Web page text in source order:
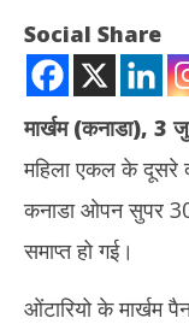
Social Share
मार्खम (कनाडा), 3
महिला एकल के दूसरे
कनाडा ओपन सुपर
समाप्त हो गई।
ओंटारियो के मार्खम